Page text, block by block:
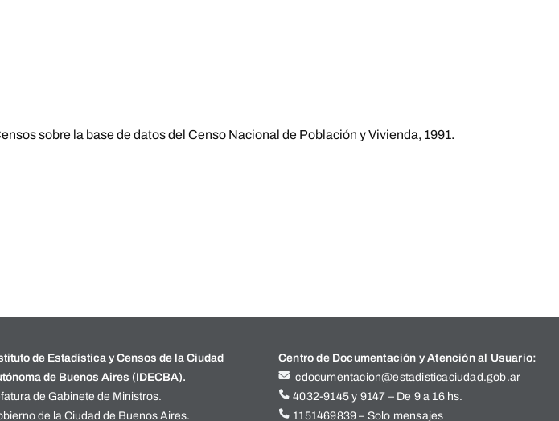
sobre la base de datos del Censo Nacional de Población y Vivienda, 1991.
de Estadística y Censos de la Ciudad
de Buenos Aires (IDECBA).
de Gabinete de Ministros.
de la Ciudad de Buenos Aires.
Centro de Documentación y Atención al Usuario:
cdocumentacion@estadisticaciudad.gob.ar
4032-9145 y 9147 – De 9 a 16 hs.
1151469839 – Solo mensajes